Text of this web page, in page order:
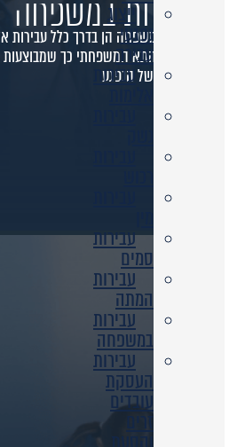
ייצוג
נפגעי
עבירה
עבירות
עבירות
סמים
עבירות
המתה
עבירות
במשפחה
עבירות
העסקת
עובדים
זרים
עבירות במשפחה
עבירות במשפחה הן בדרך כלל עבירות
במסגרת התא המשפחתי כך שמבוצעות
משפחתו של הנפגע